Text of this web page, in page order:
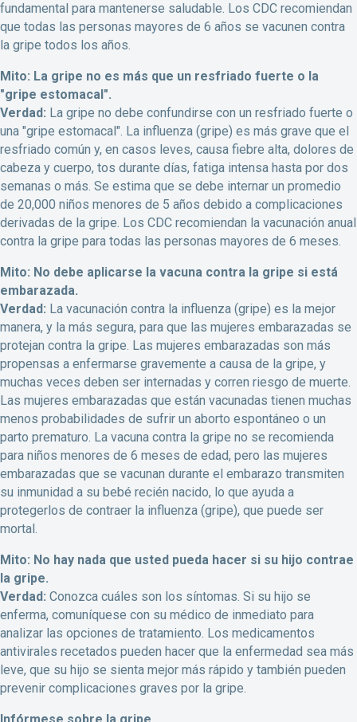
fundamental para mantenerse saludable. Los CDC recomiendan
que todas las personas mayores de 6 años se vacunen contra
la gripe todos los años.
Mito: La gripe no es más que un resfriado fuerte o la
"gripe estomacal".
Verdad: La gripe no debe confundirse con un resfriado fuerte o
una "gripe estomacal". La influenza (gripe) es más grave que el
resfriado común y, en casos leves, causa fiebre alta, dolores de
cabeza y cuerpo, tos durante días, fatiga intensa hasta por dos
semanas o más. Se estima que se debe internar un promedio
de 20,000 niños menores de 5 años debido a complicaciones
derivadas de la gripe. Los CDC recomiendan la vacunación anual
contra la gripe para todas las personas mayores de 6 meses.
Mito: No debe aplicarse la vacuna contra la gripe si está
embarazada.
Verdad: La vacunación contra la influenza (gripe) es la mejor
manera, y la más segura, para que las mujeres embarazadas se
protejan contra la gripe. Las mujeres embarazadas son más
propensas a enfermarse gravemente a causa de la gripe, y
muchas veces deben ser internadas y corren riesgo de muerte.
Las mujeres embarazadas que están vacunadas tienen muchas
menos probabilidades de sufrir un aborto espontáneo o un
parto prematuro. La vacuna contra la gripe no se recomienda
para niños menores de 6 meses de edad, pero las mujeres
embarazadas que se vacunan durante el embarazo transmiten
su inmunidad a su bebé recién nacido, lo que ayuda a
protegerlos de contraer la influenza (gripe), que puede ser
mortal.
Mito: No hay nada que usted pueda hacer si su hijo contrae
la gripe.
Verdad: Conozca cuáles son los síntomas. Si su hijo se
enferma, comuníquese con su médico de inmediato para
analizar las opciones de tratamiento. Los medicamentos
antivirales recetados pueden hacer que la enfermedad sea más
leve, que su hijo se sienta mejor más rápido y también pueden
prevenir complicaciones graves por la gripe.